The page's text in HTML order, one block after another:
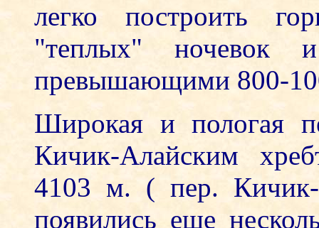
легко построить
"теплых" ночевок
превышающими 800-
Широкая и пологая
Кичик-Алайским
4103 м. ( пер. Кичик-
появились еще